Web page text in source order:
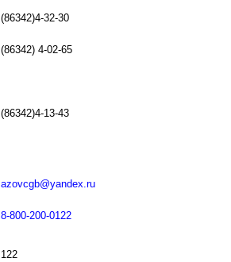
(86342)4-32-30
(86342) 4-02-65
(86342)4-13-43
azovcgb@yandex.ru
8-800-200-0122
122